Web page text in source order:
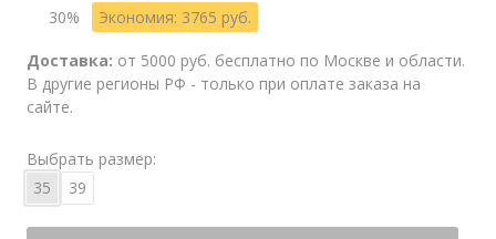
30% Экономия: 3765 руб.
Доставка: от 5000 руб. бесплатно по Москве и области.
В другие регионы РФ - только при оплате заказа на
сайте.
Выбрать размер:
35
39